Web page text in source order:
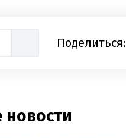
Поделиться:
новости